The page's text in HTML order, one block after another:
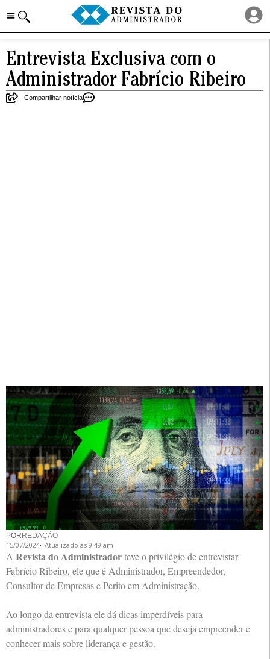
Entrevista Exclusiva com o
Administrador Fabrício Ribeiro
Compartilhar notícia
POR REDAÇÃO
15/07/2024 Atualizado às 9:49 am
A Revista do Administradorteve o privilégio de entrevistar
Fabrício Ribeiro, ele que é Administrador, Empreendedor,
Consultor de Empresas e Perito em Administração.
Ao longo da entrevista ele dá dicas imperdíveis para
administradores e para qualquer pessoa que deseja empreender e
conhecer mais sobre liderança e gestão.